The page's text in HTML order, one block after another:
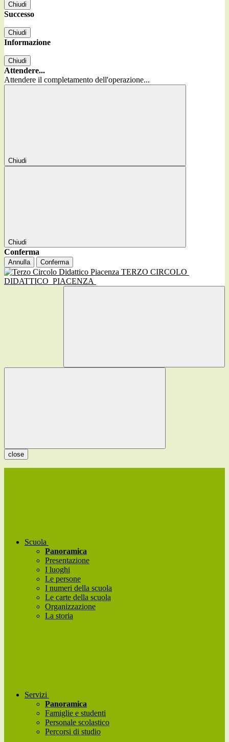
Chiudi
Successo
Chiudi
Informazione
Chiudi
Attendere...
Attendere il completamento dell'operazione...
Chiudi
Chiudi
Conferma
Annulla Conferma
TERZO CIRCOLO
DIDATTICO PIACENZA
close
Scuola
Panoramica
Presentazione
I luoghi
Le persone
I numeri della scuola
Le carte della scuola
Organizzazione
La storia
Servizi
Panoramica
Famiglie e studenti
Personale scolastico
Percorsi di studio